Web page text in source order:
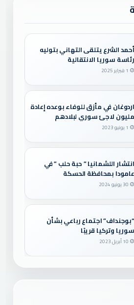
أحمد الشرع يتلقى التهاني بتوليه
رئاسة سوريا الانتقالية
1 فبراير 2025
اردوغان في مأزق للوفاء بوعده إعادة
مليون لاجئ سوري لبلادهم
1 يونيو 2023
انتشار اللشمانيا ” حبة حلب ” في
عامودا بمحافظة الحسكة
30 يونيو 2024
“بوجنداف” اجتماع رباعي بشأن
سوريا وتركيا قريبًا
10 أبريل 2023